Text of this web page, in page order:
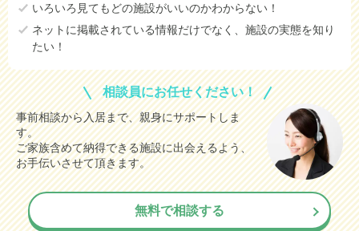
いろいろ見てもどの施設がいいのかわからない！
ネットに掲載されている情報だけでなく、施設の実態を知り
たい！
相談員にお任せください！
事前相談から入居まで、親身にサポートしま
す。
ご家族含めて納得できる施設に出会えるよう、
お手伝いさせて頂きます。
無料で相談する